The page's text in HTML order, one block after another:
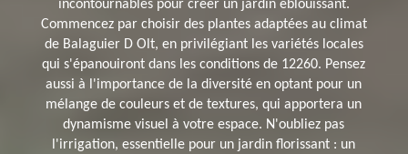
incontournables pour créer un jardin éblouissant.
Commencez par choisir des plantes adaptées au climat
de Balaguier D Olt, en privilégiant les variétés locales
qui s'épanouiront dans les conditions de 12260. Pensez
aussi à l'importance de la diversité en optant pour un
mélange de couleurs et de textures, qui apportera un
dynamisme visuel à votre espace. N'oubliez pas
l'irrigation, essentielle pour un jardin florissant : un